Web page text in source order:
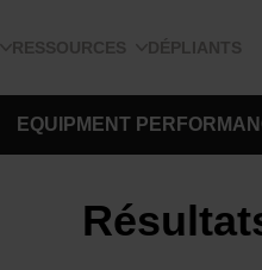
RESSOURCES DÉPLIANTS
EQUIPMENT